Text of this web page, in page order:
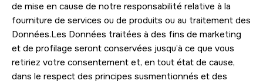
de mise en cause de notre responsabilité relative à la
fourniture de services ou de produits ou au traitement des
Données.Les Données traitées à des fins de marketing
et de profilage seront conservées jusqu’à ce que vous
retiriez votre consentement et, en tout état de cause,
dans le respect des principes susmentionnés et des